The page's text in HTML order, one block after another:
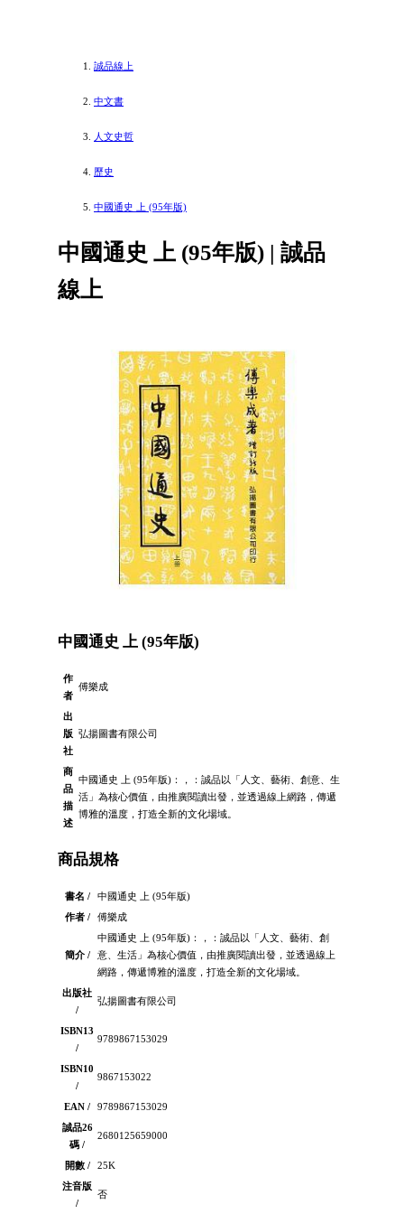
誠品線上
中文書
人文史哲
歷史
中國通史 上 (95年版)
中國通史 上 (95年版) | 誠品
線上
中國通史 上 (95年版)
作
者
傅樂成
出
版
社
弘揚圖書有限公司
商
品
描
述
中國通史 上 (95年版)：，：誠品以「人文、藝術、創意、生
活」為核心價值，由推廣閱讀出發，並透過線上網路，傳遞
博雅的溫度，打造全新的文化場域。
商品規格
書名 /
中國通史 上 (95年版)
作者 /
傅樂成
簡介 /
中國通史 上 (95年版)：，：誠品以「人文、藝術、創
意、生活」為核心價值，由推廣閱讀出發，並透過線上
網路，傳遞博雅的溫度，打造全新的文化場域。
出版社
/
弘揚圖書有限公司
ISBN13
/
9789867153029
ISBN10
/
9867153022
EAN /
9789867153029
誠品26
碼 /
2680125659000
開數 /
25K
注音版
/
否